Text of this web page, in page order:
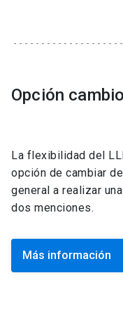
Opción
La flexibilidad del
opción de cambiar
general a realizar
dos menciones.
Más información